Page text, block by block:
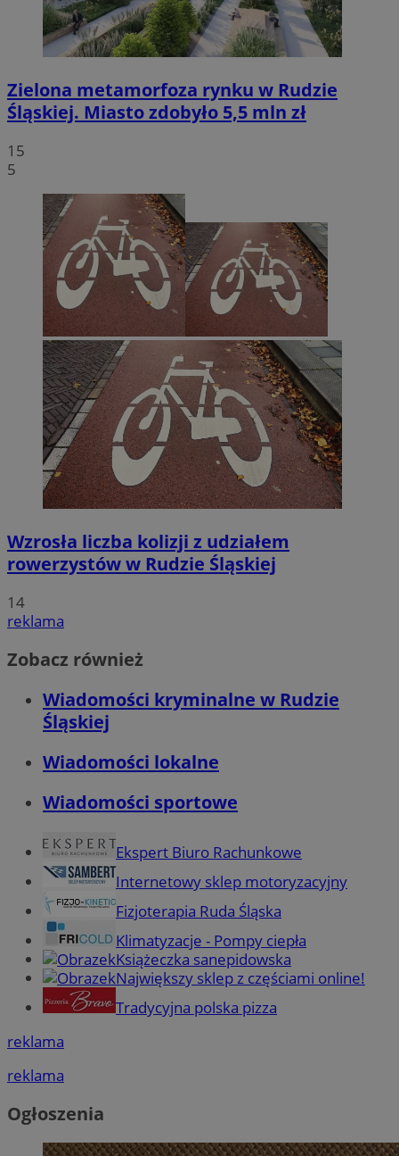
Zielona metamorfoza rynku w Rudzie
Śląskiej. Miasto zdobyło 5,5 mln zł
15
5
Wzrosła liczba kolizji z udziałem
rowerzystów w Rudzie Śląskiej
14
reklama
Zobacz również
Wiadomości kryminalne w Rudzie
Śląskiej
Wiadomości lokalne
Wiadomości sportowe
Ekspert Biuro Rachunkowe
Internetowy sklep motoryzacyjny
Fizjoterapia Ruda Śląska
Klimatyzacje - Pompy ciepła
Książeczka sanepidowska
Największy sklep z częściami online!
Tradycyjna polska pizza
reklama
reklama
Ogłoszenia